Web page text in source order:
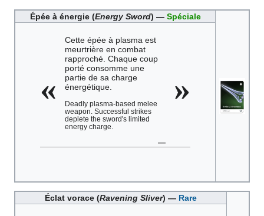
Épée à énergie (Energy Sword) — Spéciale
«
Cette épée à plasma est
meurtrière en combat
rapproché. Chaque coup
porté consomme une
partie de sa charge
énergétique.
Deadly plasma-based melee
weapon. Successful strikes
deplete the sword's limited
energy charge.
—
»
Éclat vorace (Ravening Sliver) — Rare